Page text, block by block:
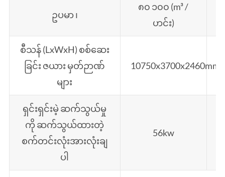
ဥပမာ ၊
၈၀ ၁၀၀ (m³ /
ဟင်း)
စီသန် (LxWxH) စစ်ဆေး
ခြင်း ဇယား မှတ်ဉာဏ်
များ
10750x3700x2460mm
ရှင်းရှင်းမဲ့ ဆက်သွယ်မှု
ကို ဆက်သွယ်ထားတဲ့
စက်တင်းလုံးအားလုံးချ
ပါ
56kw